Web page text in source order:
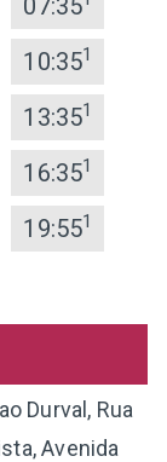
10:351
13:351
16:351
19:551
Durval, Rua
Avenida